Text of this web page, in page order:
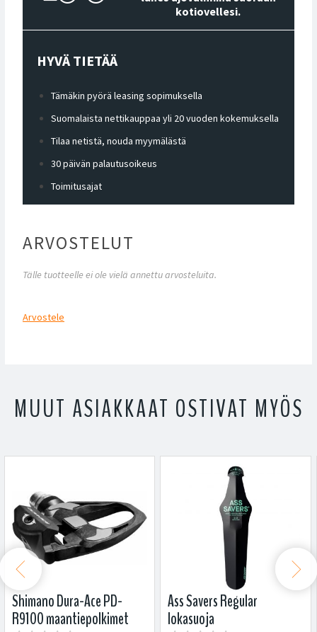
kotiovellesi.
HYVÄ TIETÄÄ
Tämäkin pyörä leasing sopimuksella
Suomalaista nettikauppaa yli 20 vuoden kokemuksella
Tilaa netistä, nouda myymälästä
30 päivän palautusoikeus
Toimitusajat
ARVOSTELUT
Tälle tuotteelle ei ole vielä annettu arvosteluita.
Arvostele
MUUT ASIAKKAAT OSTIVAT MYÖS
Shimano Dura-Ace PD-
R9100 maantiepolkimet
Ass Savers Regular
lokasuoja
 